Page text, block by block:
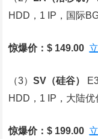
HDD，1 IP，国际
惊爆价：$ 149.00
（3）SV （硅谷）
HDD，1 IP，大陆优
惊爆价：$ 199.00